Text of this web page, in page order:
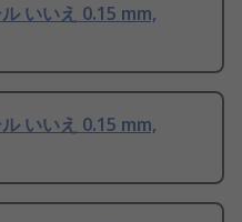
いいえ 0.15 mm,
いいえ 0.15 mm,